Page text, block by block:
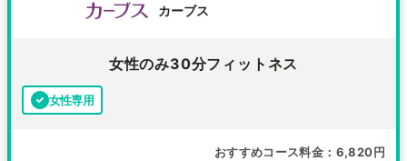
カーブス
女性のみ30分フィットネス
女性専用
おすすめコース料金 6,820円